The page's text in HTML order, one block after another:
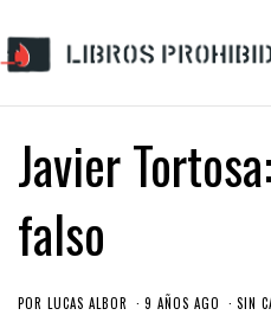
Javier
falso
POR LUCAS ALBOR 9 AÑOS AGO SIN